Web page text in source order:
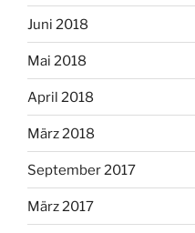
Juni 2018
Mai 2018
April 2018
März 2018
September 2017
März 2017